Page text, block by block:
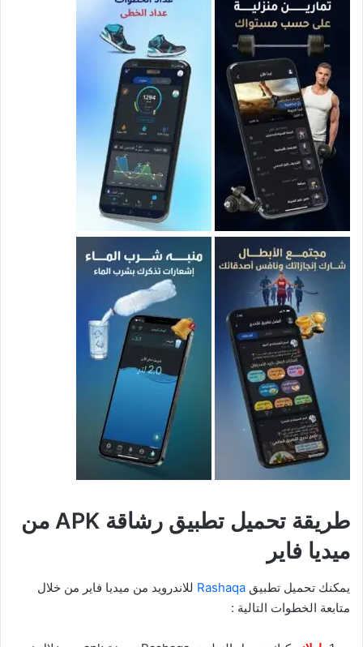
طريقة تحميل تطبيق رشاقة APK من
ميديا فاير
يمكنك تحميل تطبيق Rashaqa للاندرويد من ميديا فاير من خلال
متابعة الخطوات التالية :